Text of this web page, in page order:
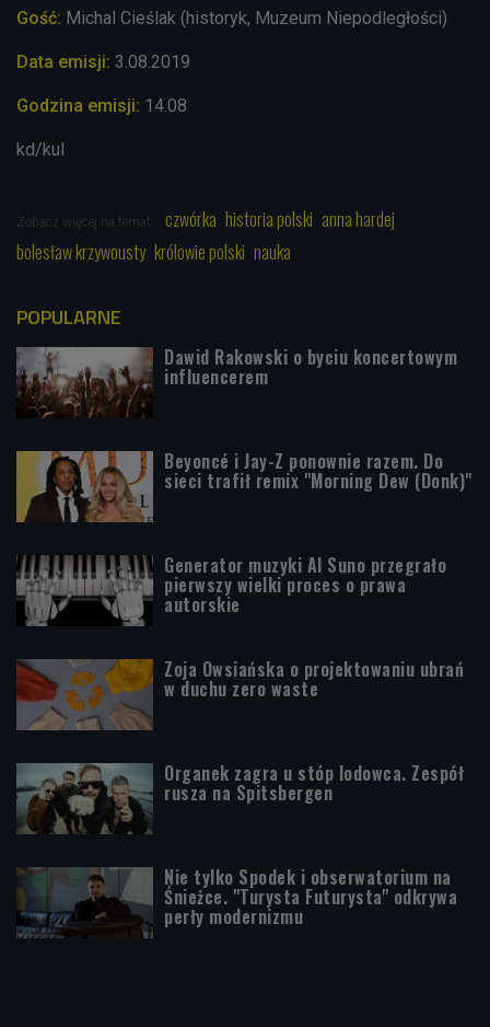
Gość: Michal Cieślak (historyk, Muzeum Niepodległości)
Data emisji: 3.08 .2019
Godzina emisji: 14.08
kd/kul
Zobacz więcej na temat: czwórka historia polski anna hardej
bolesław krzywousty królowie polski nauka
POPULARNE
Dawid Rakowski o byciu koncertowym
influencerem
Beyoncé i Jay-Z ponownie razem. Do
sieci trafił remix "Morning Dew (Donk)"
Generator muzyki AI Suno przegrało
pierwszy wielki proces o prawa
autorskie
Zoja Owsiańska o projektowaniu ubrań
w duchu zero waste
Organek zagra u stóp lodowca. Zespół
rusza na Spitsbergen
Nie tylko Spodek i obserwatorium na
Śnieżce. "Turysta Futurysta" odkrywa
perły modernizmu